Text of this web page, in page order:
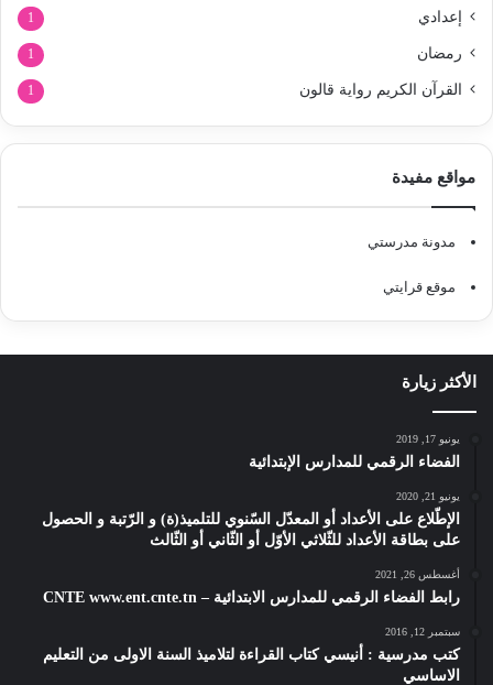
إعدادي 1
رمضان 1
القرآن الكريم رواية قالون 1
مواقع مفيدة
مدونة مدرستي
موقع قرايتي
الأكثر زيارة
يونيو 17, 2019
الفضاء الرقمي للمدارس الإبتدائية
يونيو 21, 2020
الإطّلاع على الأعداد أو المعدّل السّنوي للتلميذ(ة) و الرّتبة و الحصول
على بطاقة الأعداد للثّلاثي الأوّل أو الثّاني أو الثّالث
أغسطس 26, 2021
رابط الفضاء الرقمي للمدارس الابتدائية – CNTE www.ent.cnte.tn
سبتمبر 12, 2016
كتب مدرسية : أنيسي كتاب القراءة لتلاميذ السنة الاولى من التعليم
الاساسي